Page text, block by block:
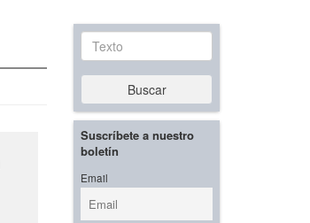
Texto
Buscar
Suscríbete a nuestro
boletín
Email